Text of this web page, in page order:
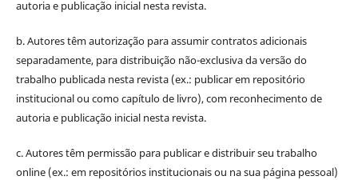
autoria e publicação inicial nesta revista.
b. Autores têm autorização para assumir contratos adicionais
separadamente, para distribuição não-exclusiva da versão do
trabalho publicada nesta revista (ex.: publicar em repositório
institucional ou como capítulo de livro), com reconhecimento de
autoria e publicação inicial nesta revista.
c. Autores têm permissão para publicar e distribuir seu trabalho
online (ex.: em repositórios institucionais ou na sua página pessoal)